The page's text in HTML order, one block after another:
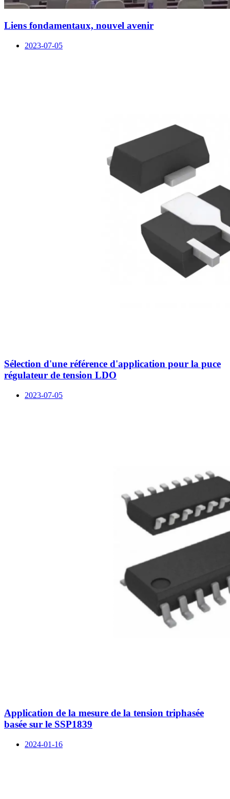
Liens fondamentaux, nouvel avenir
2023-07-05
Sélection d'une référence d'application pour la puce
régulateur de tension LDO
2023-07-05
Application de la mesure de la tension triphasée
basée sur le SSP1839
2024-01-16